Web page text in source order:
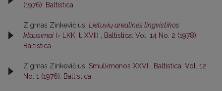
(1976): Baltistica
Zigmas Zinkevičius, Lietuvių arealinės lingvistikos
klausimai (= LKK, t. XVII)
Baltistica: Vol. 14 No. 2 (1978):
Baltistica
Zigmas Zinkevičius, Smulkmenos XXVI
Baltistica: Vol. 12
No. 1 (1976): Baltistica